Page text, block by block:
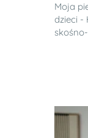
Moja
dzieci -